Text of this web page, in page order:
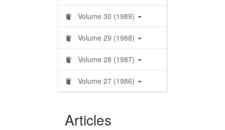
Volume 30 (1989)
Volume 29 (1988)
Volume 28 (1987)
Volume 27 (1986)
Articles